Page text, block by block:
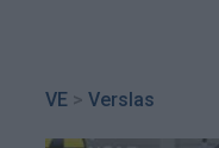
VE > Verslas